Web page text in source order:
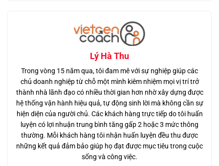
Lý Hà Thu
Trong vòng 15 năm qua, tôi đam mê với sự nghiệp giúp các
chủ doanh nghiệp từ chỗ một mình kiêm nhiệm mọi vị trí trở
thành nhà lãnh đạo có nhiều thời gian hơn nhờ xây dựng được
hệ thống vận hành hiệu quả, tự động sinh lời mà không cần sự
hiện diện của người chủ. Các khách hàng trực tiếp do tôi huấn
luyện có lợi nhuận trung bình tăng gấp 2 hoặc 3 mức thông
thường. Mỗi khách hàng tôi nhận huấn luyện đều thu được
những kết quả đảm bảo giúp họ đạt được mục tiêu trong cuộc
sống và công việc.